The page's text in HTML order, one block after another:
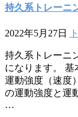
持久系トレーニ
2022年5月27日
持久系トレーニ
になります。
運動強度（速度
の運動強度と運
…